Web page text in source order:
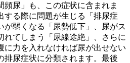
頻尿」も、この症状に含まれま
する際に問題が生じる「排尿症
が弱くなる「尿勢低下」、尿がス
れてしまう「尿線途絶」、さらに
に力を入れなければ尿が出せない
排尿症状に分類されます。最後